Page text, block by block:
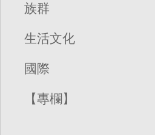
族群
生活文化
國際
【專欄】